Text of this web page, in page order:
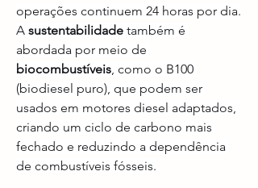
operações continuem 24 horas por dia.
A sustentabilidade também é
biocombustíveis, como o B100
(biodiesel puro), que podem ser
usados em motores diesel adaptados,
criando um ciclo de carbono mais
fechado e reduzindo a dependência
de combustíveis fósseis.